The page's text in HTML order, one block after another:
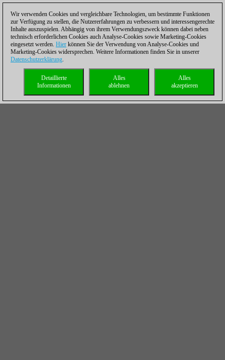
Wir verwenden Cookies und vergleichbare Technologien, um bestimmte Funktionen
zur Verfügung zu stellen, die Nutzererfahrungen zu verbessern und interessengerechte
Inhalte auszuspielen. Abhängig von ihrem Verwendungszweck können dabei neben
technisch erforderlichen Cookies auch Analyse-Cookies sowie Marketing-Cookies
eingesetzt werden. Hier können Sie der Verwendung von Analyse-Cookies und
Marketing-Cookies widersprechen. Weitere Informationen finden Sie in unserer
Datenschutzerklärung.
Alles
akzeptieren
Alles
ablehnen
Detaillierte
Informationen